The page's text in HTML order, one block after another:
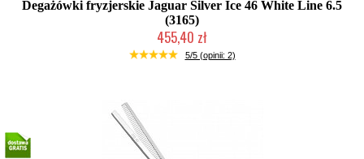
Degażówki fryzjerskie Jaguar Silver Ice 46 White Line 6.5
(3165)
455,40 zł
2-5 dni roboczych
5/5 (opinii: 2)